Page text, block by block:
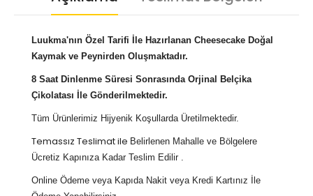
Luukma'nın Özel Tarifi İle Hazırlanan Cheesecake Doğal
Kaymak ve Peynirden Oluşmaktadır.
8 Saat Dinlenme Süresi Sonrasında Orjinal Belçika
Çikolatası İle Gönderilmektedir.
Tüm Ürünlerimiz Hijyenik Koşullarda Üretilmektedir.
Temassız Teslimat ile Belirlenen Mahalle ve Bölgelere
Ücretiz Kapınıza Kadar Teslim Edilir .
Online Ödeme veya Kapıda Nakit veya Kredi Kartınız İle